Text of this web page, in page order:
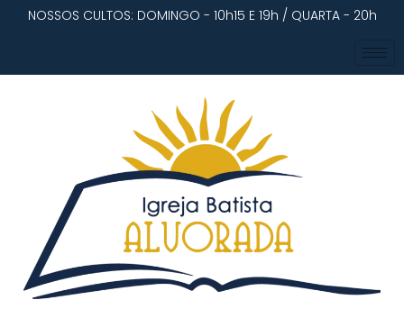
NOSSOS CULTOS: DOMINGO - 10h15 E 19h / QUARTA - 20h